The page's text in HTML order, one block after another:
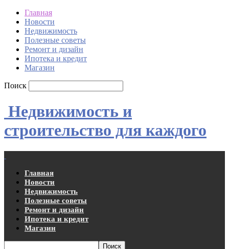
Главная
Новости
Недвижимость
Полезные советы
Ремонт и дизайн
Ипотека и кредит
Магазин
Поиск
Недвижимость и
строительство для каждого
Главная
Новости
Недвижимость
Полезные советы
Ремонт и дизайн
Ипотека и кредит
Магазин